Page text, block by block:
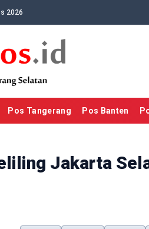
2026
Pos Tangerang Pos Banten
Jakarta